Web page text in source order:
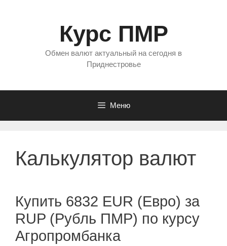
Курс ПМР
Обмен валют актуальный на сегодня в
Приднестровье
Меню
Калькулятор валют
Купить 6832 EUR (Евро) за
RUP (Рубль ПМР) по курсу
Агропромбанка